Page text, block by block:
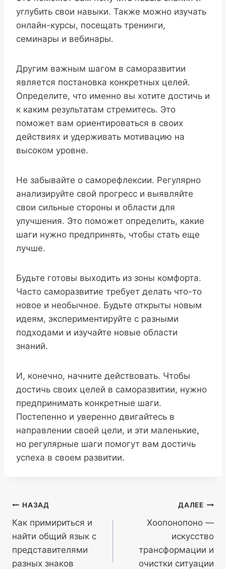
углубить свои навыки. Также можно изучать
онлайн-курсы, посещать тренинги,
семинары и вебинары.
Другим важным шагом в саморазвитии
является постановка конкретных целей.
Определите, что именно вы хотите достичь и
к каким результатам стремитесь. Это
поможет вам ориентироваться в своих
действиях и удерживать мотивацию на
высоком уровне.
Не забывайте о саморефлексии. Регулярно
анализируйте свой прогресс и выявляйте
свои сильные стороны и области для
улучшения. Это поможет определить, какие
шаги нужно предпринять, чтобы стать еще
лучше.
Будьте готовы выходить из зоны комфорта.
Часто саморазвитие требует делать что-то
новое и необычное. Будьте открыты новым
идеям, экспериментируйте с разными
подходами и изучайте новые области
знаний.
И, конечно, начните действовать. Чтобы
достичь своих целей в саморазвитии, нужно
предпринимать конкретные шаги.
Постепенно и уверенно двигайтесь в
направлении своей цели, и эти маленькие,
но регулярные шаги помогут вам достичь
успеха в своем развитии.
Навигация
по
записям
НАЗАД
Как примириться и
найти общий язык с
представителями
разных знаков
ДАЛЕЕ
Хоопонопоно —
искусство
трансформации и
очистки ситуации